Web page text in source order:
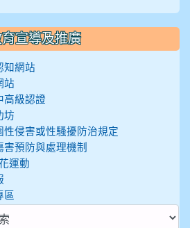
宣導及推廣
知網站
站
高級認證
坊
侵害或性騷擾防治規定
預防與處理機制
運動
區